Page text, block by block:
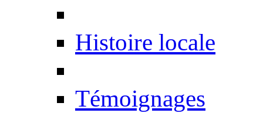
Histoire locale
Témoignages